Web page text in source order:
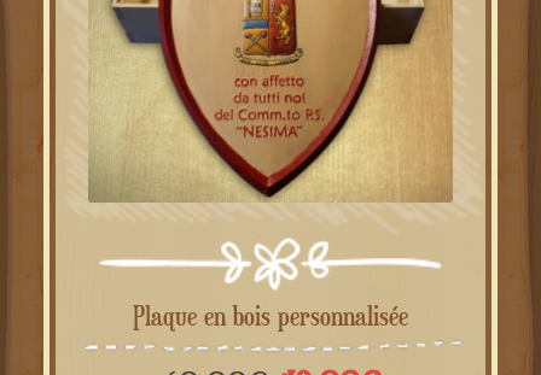
Plaque en bois personnalisée